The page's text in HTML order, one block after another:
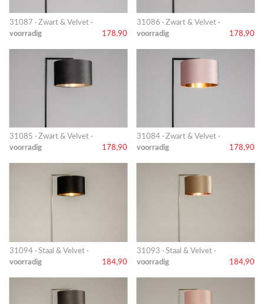
31087 · Zwart & Velvet ·
voorradig
178,90
31086 · Zwart & Velvet ·
voorradig
178,90
31085 · Zwart & Velvet ·
voorradig
178,90
31084 · Zwart & Velvet ·
voorradig
178,90
31094 · Staal & Velvet ·
voorradig
184,90
31093 · Staal & Velvet ·
voorradig
184,90